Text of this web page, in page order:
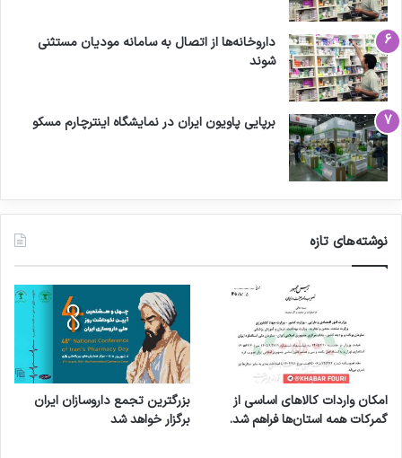
داروخانه‌ها از اتصال به سامانه مودیان مستثنی
شوند
برپایی پاویون ایران در نمایشگاه اینترچارم مسکو
نوشته‌های تازه
امکان واردات کالاهای اساسی از
گمرکات همه استان‌ها فراهم شد.
بزرگترین تجمع داروسازان ایران
برگزار خواهد شد